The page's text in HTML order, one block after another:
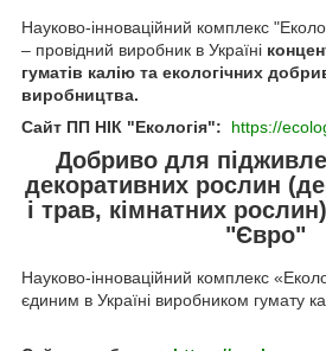
Науково-інноваційний комплекс
– провідний виробник в Україні
гуматів калію та екологічних
виробництва.
Сайт ПП НІК "Екологія": https://
Добриво для
декоративних рослин
і трав, кімнатних
"Євро"
Науково-інноваційний комплекс
єдиним в Україні виробником гумату